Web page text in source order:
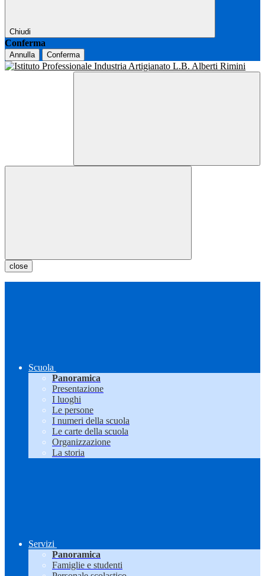
Chiudi
Conferma
Annulla Conferma
close
Scuola
Panoramica
Presentazione
I luoghi
Le persone
I numeri della scuola
Le carte della scuola
Organizzazione
La storia
Servizi
Panoramica
Famiglie e studenti